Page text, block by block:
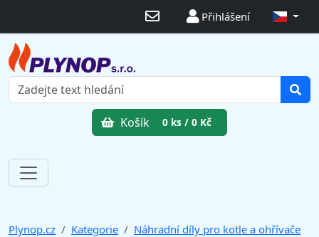
Přihlášení
Košík 0 ks / 0 Kč
Plynop.cz Kategorie
Náhradní díly pro kotle a ohřívače